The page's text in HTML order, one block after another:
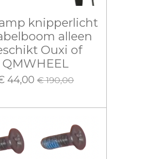
knipperlicht
alleen
Ouxi of
QMWHEEL
44,00 € 190,00